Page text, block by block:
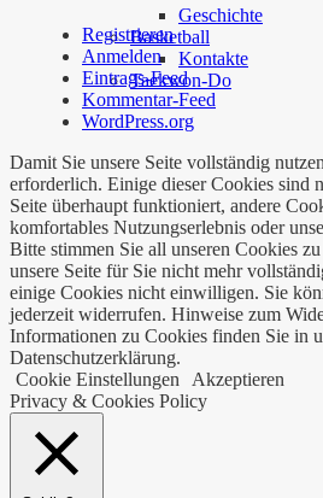
Geschichte
Basketball
Kontakte
Taekwon-Do
Registrieren
Anmelden
Eintrags-Feed
Kommentar-Feed
WordPress.org
Damit Sie unsere Seite vollständig
erforderlich. Einige dieser Cookies sind
Seite überhaupt funktioniert, andere
komfortables Nutzungserlebnis oder
Bitte stimmen Sie all unseren Cookies
unsere Seite für Sie nicht mehr
einige Cookies nicht einwilligen. Sie
jederzeit widerrufen. Hinweise zum
Informationen zu Cookies finden Sie in
Datenschutzerklärung.
Cookie Einstellungen
Akzeptieren
Privacy & Cookies Policy